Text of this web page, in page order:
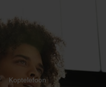
Koptelefoon